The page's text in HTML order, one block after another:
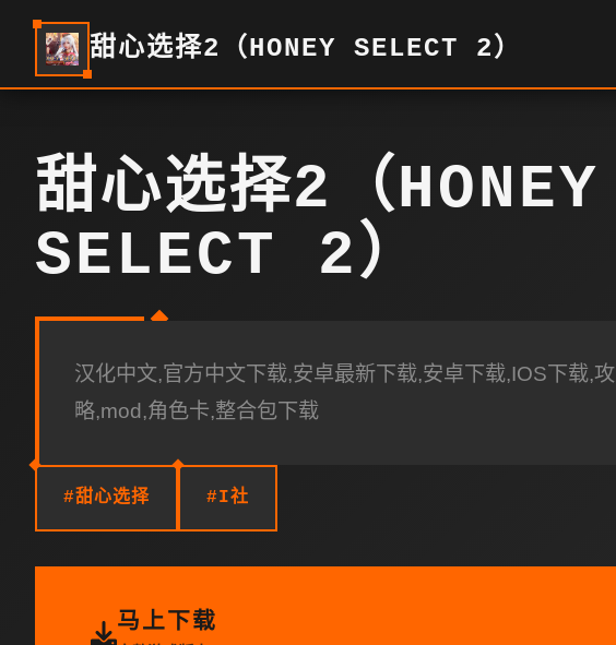
甜心选择2（HONEY SELECT 2）
甜心选择2（HONEY
SELECT 2）
汉化中文,官方中文下载,安卓最新下载,安卓下载,IOS下载,攻
略,mod,角色卡,整合包下载
#甜心选择 #I社
马上下载